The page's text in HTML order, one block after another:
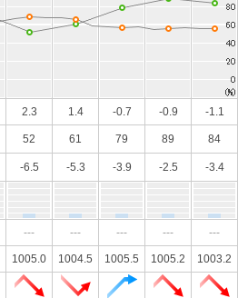
2.3 1.4 -0.7 -0.9 -1.1
52 61 79 89 84
-6.5 -5.3 -3.9 -2.5 -3.4
--- --- --- --- ---
1005.0 1004.5 1005.5 1005.2 1003.2